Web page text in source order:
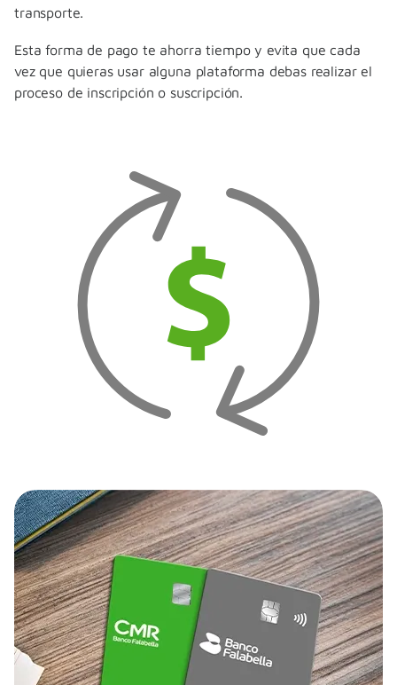
transporte.
Esta forma de pago te ahorra tiempo y evita que cada
vez que quieras usar alguna plataforma debas realizar el
proceso de inscripción o suscripción.